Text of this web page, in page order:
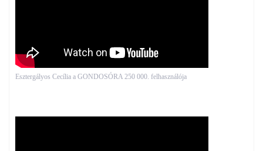
Esztergályos Cecília a GONDOSÓRA 250 000. felhasználója